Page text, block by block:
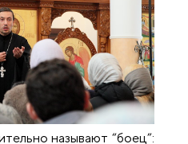
называют “боец”: